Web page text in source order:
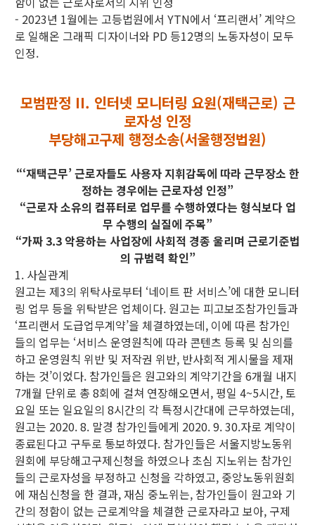
- 2023년 1월에는 고등법원에서 YTN에서 ‘프리랜서’ 계약으
로 일해온 그래픽 디자이너와 PD 등12명의 노동자성이 모두
인정.
모범판정 II. 인터넷 모니터링 요원(재택근로) 근
로자성 인정
부당해고구제 행정소송(서울행정법원)
“‘재택근무’ 근로자들도 사용자 지휘감독에 따라 근무장소 한
정하는 경우에는 근로자성 인정”
“근로자 소유의 컴퓨터로 업무를 수행하였다는 형식보다 업
무 수행의 실질에 주목”
“가짜 3.3 악용하는 사업장에 사회적 경종 울리며 근로기준법
의 규범력 확인”
1. 사실관계
원고는 제3의 위탁사로부터 ‘네이트 판 서비스’에 대한 모니터
링 업무 등을 위탁받은 업체이다. 원고는 피고보조참가인들과
‘프리랜서 도급업무계약’을 체결하였는데, 이에 따른 참가인
들의 업무는 ‘서비스 운영원칙에 따라 콘텐츠 등록 및 심의를
하고 운영원칙 위반 및 저작권 위반, 반사회적 게시물을 제재
하는 것’이었다. 참가인들은 원고와의 계약기간을 6개월 내지
7개월 단위로 총 8회에 걸쳐 연장해오면서, 평일 4~5시간, 토
요일 또는 일요일의 8시간의 각 특정시간대에 근무하였는데,
원고는 2020. 8. 말경 참가인들에게 2020. 9. 30.자로 계약이
종료된다고 구두로 통보하였다. 참가인들은 서울지방노동위
원회에 부당해고구제신청을 하였으나 초심 지노위는 참가인
들의 근로자성을 부정하고 신청을 각하였고, 중앙노동위원회
에 재심신청을 한 결과, 재심 중노위는, 참가인들이 원고와 기
간의 정함이 없는 근로계약을 체결한 근로자라고 보아, 구제